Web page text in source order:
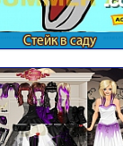
Стейк в саду